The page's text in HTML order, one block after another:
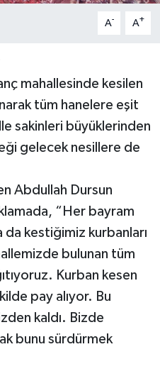
A- A+
mahallesinde kesilen
tüm hanelere eşit
sakinleri büyüklerinden
gelecek nesillere de
Abdullah Dursun
“Her bayram
kestiğimiz kurbanları
bulunan tüm
Kurban kesen
pay alıyor. Bu
kaldı. Bizde
bunu sürdürmek